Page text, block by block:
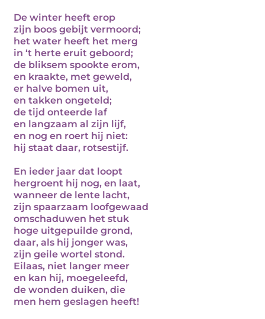
De winter heeft erop
zijn boos gebijt vermoord;
het water heeft het merg
in ‘t herte eruit geboord;
de bliksem spookte erom,
en kraakte, met geweld,
er halve bomen uit,
en takken ongeteld;
de tijd onteerde laf
en langzaam al zijn lijf,
en nog en roert hij niet:
hij staat daar, rotsestijf.
En ieder jaar dat loopt
hergroent hij nog, en laat,
wanneer de lente lacht,
zijn spaarzaam loofgewaad
omschaduwen het stuk
hoge uitgepuilde grond,
daar, als hij jonger was,
zijn geile wortel stond.
Eilaas, niet langer meer
en kan hij, moegeleefd,
de wonden duiken, die
men hem geslagen heeft!